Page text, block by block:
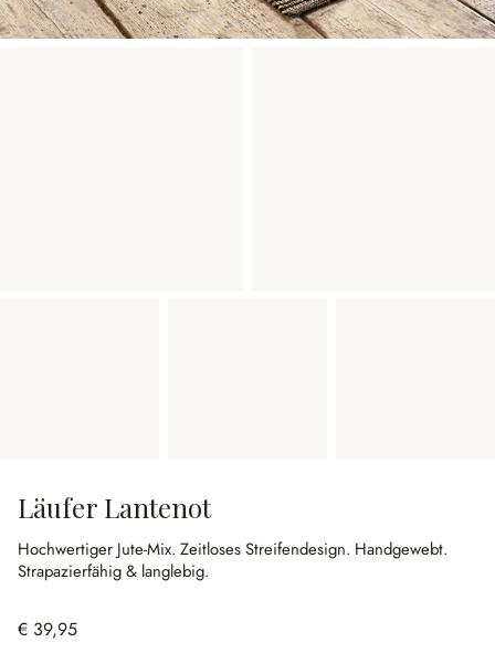
Läufer Lantenot
Hochwertiger Jute-Mix. Zeitloses Streifendesign. Handgewebt.
Strapazierfähig & langlebig.
€ 39,95